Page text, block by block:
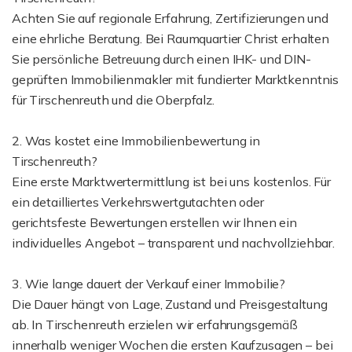
Achten Sie auf regionale Erfahrung, Zertifizierungen und
eine ehrliche Beratung. Bei Raumquartier Christ erhalten
Sie persönliche Betreuung durch einen IHK- und DIN-
geprüften Immobilienmakler mit fundierter Marktkenntnis
für Tirschenreuth und die Oberpfalz.
2. Was kostet eine Immobilienbewertung in
Tirschenreuth?
Eine erste Marktwertermittlung ist bei uns kostenlos. Für
ein detailliertes Verkehrswertgutachten oder
gerichtsfeste Bewertungen erstellen wir Ihnen ein
individuelles Angebot – transparent und nachvollziehbar.
3. Wie lange dauert der Verkauf einer Immobilie?
Die Dauer hängt von Lage, Zustand und Preisgestaltung
ab. In Tirschenreuth erzielen wir erfahrungsgemäß
innerhalb weniger Wochen die ersten Kaufzusagen – bei